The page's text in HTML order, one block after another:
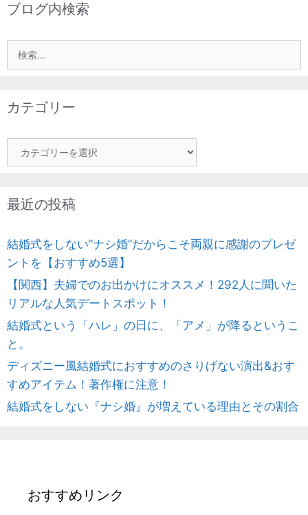
ブログ内検索
索:
カテゴリー
テ
リ
最近の投稿
結婚式をしない”ナシ婚”だからこそ両親に感謝のプレゼ
ントを【おすすめ5選】
【関西】夫婦でのお出かけにオススメ！292人に聞いた
リアルな人気デートスポット！
結婚式という「ハレ」の日に、「アメ」が降るというこ
と。
ディズニー風結婚式におすすめのさりげない演出&おす
すめアイテム！著作権に注意！
結婚式をしない『ナシ婚』が増えている理由とその割合
おすすめリンク